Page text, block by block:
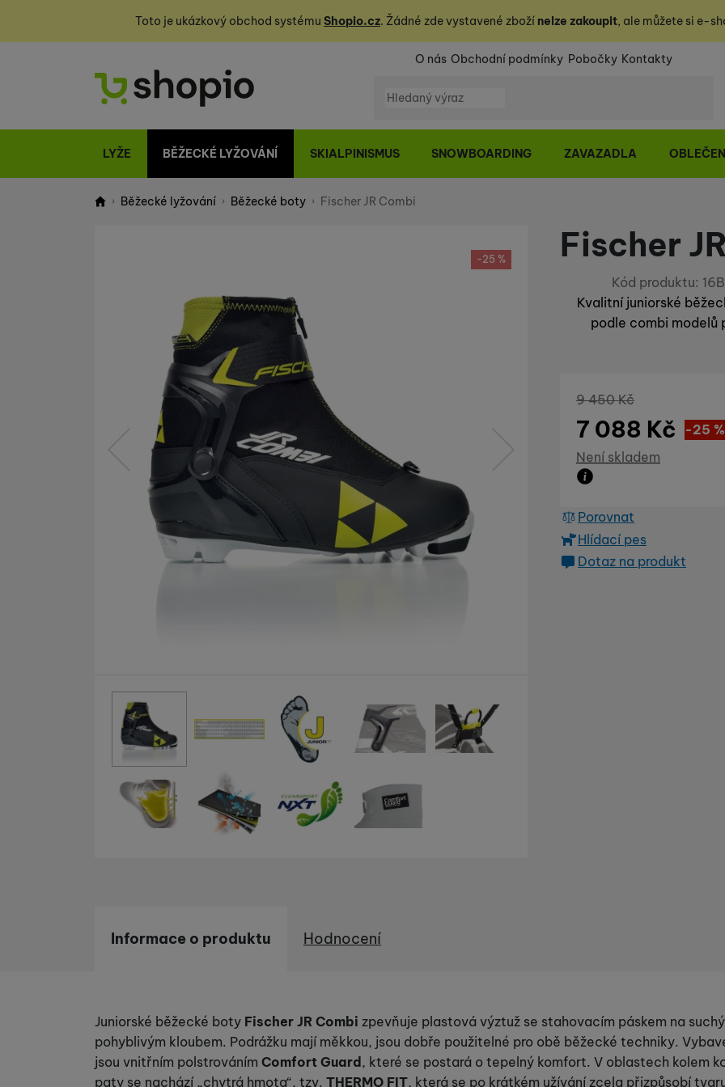
Toto je ukázkový obchod systému Shopio.cz. Žádné zde vystavené zboží nelze zakoupit, ale můžete si e-
O nás Obchodní podmínky Pobočky Kontakty
Vyhledávání
LYŽE BĚŽECKÉ LYŽOVÁNÍ SKIALPINISMUS SNOWBOARDING ZAVAZADLA
Běžecké lyžování Běžecké boty Fischer JR Combi
Fischer
Kód produktu:
Kvalitní juniorské
podle combi modelů
Dostupnost
Není skladem
Původní cena
9 450Kč
Sleva
2 363
(
-25 %
7 088 Kč
Porovnat
Hlídací pes
Dotaz na produkt
předchozí následující
-25 %
Fotografie
Informace o produktu Hodnocení
Juniorské běžecké boty Fischer JR Combi zpevňuje plastová výztuž se stahovacím páskem na
pohyblivým kloubem. Podrážku mají měkkou, jsou dobře použitelné pro obě běžecké techniky.
jsou vnitřním polstrováním Comfort Guard, které se postará o tepelný komfort. V oblastech kolem
paty se nachází „chytrá hmota“, tzv. THERMO FIT, která se po krátkém užívání zcela přizpůsobí